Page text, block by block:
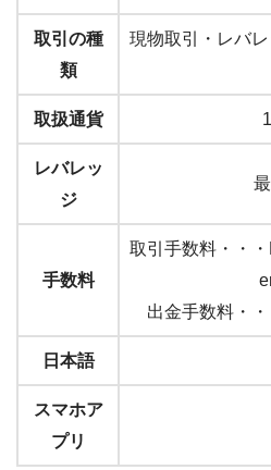
取引の種
類
現物取引・レバ
取扱通貨
レバレッ
ジ
手数料
取引手数料・・
出金手数料・
日本語
スマホア
プリ